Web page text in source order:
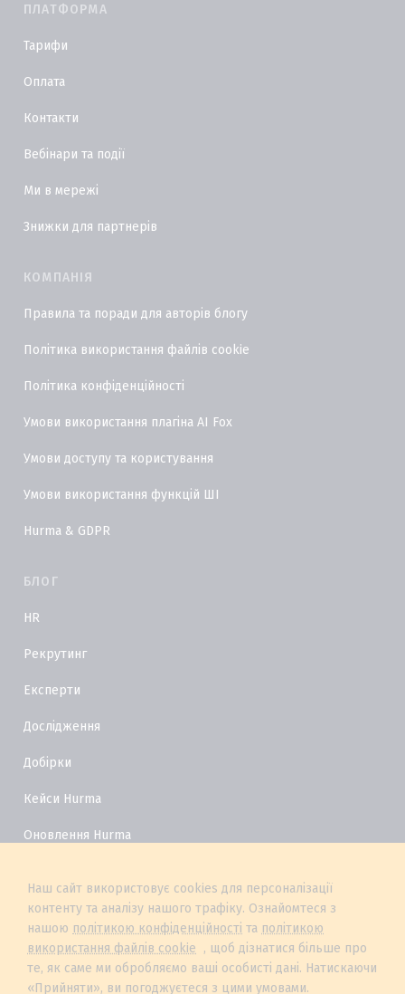
ПЛАТФОРМА
Тарифи
Оплата
Контакти
Вебінари та події
Ми в мережі
Знижки для партнерів
КОМПАНІЯ
Правила та поради для авторів блогу
Політика використання файлів cookie
Політика конфіденційності
Умови використання плагіна AI Fox
Умови доступу та користування
Умови використання функцій ШІ
Hurma & GDPR
БЛОГ
HR
Рекрутинг
Експерти
Дослідження
Добірки
Кейси Hurma
Оновлення Hurma
Наш сайт використовує cookies для персоналізації
контенту та аналізу нашого трафіку. Ознайомтеся з
нашою політикою конфіденційності та політикою
використання файлів cookie , щоб дізнатися більше про
те, як саме ми обробляємо ваші особисті дані. Натискаючи
«Прийняти», ви погоджуєтеся з цими умовами.